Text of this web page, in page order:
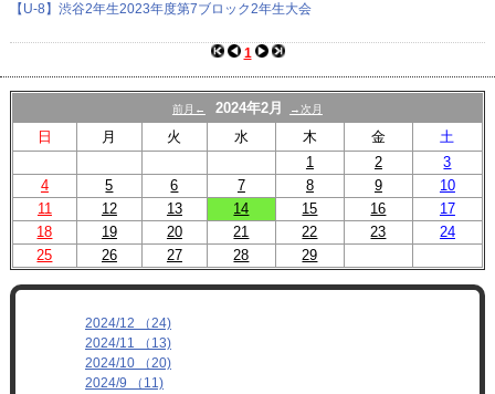
【U-8】渋谷2年生2023年度第7ブロック2年生大会
1
前月← 2024年2月 →次月
日 月 火 水 木 金
土
1
2
3
4
5 6 7 8 9
10
11
12 13 14 15 16
17
18
19 20 21 22 23
24
25
26 27 28 29
2024/12 （24)
2024/11 （13)
2024/10 （20)
2024/9 （11)